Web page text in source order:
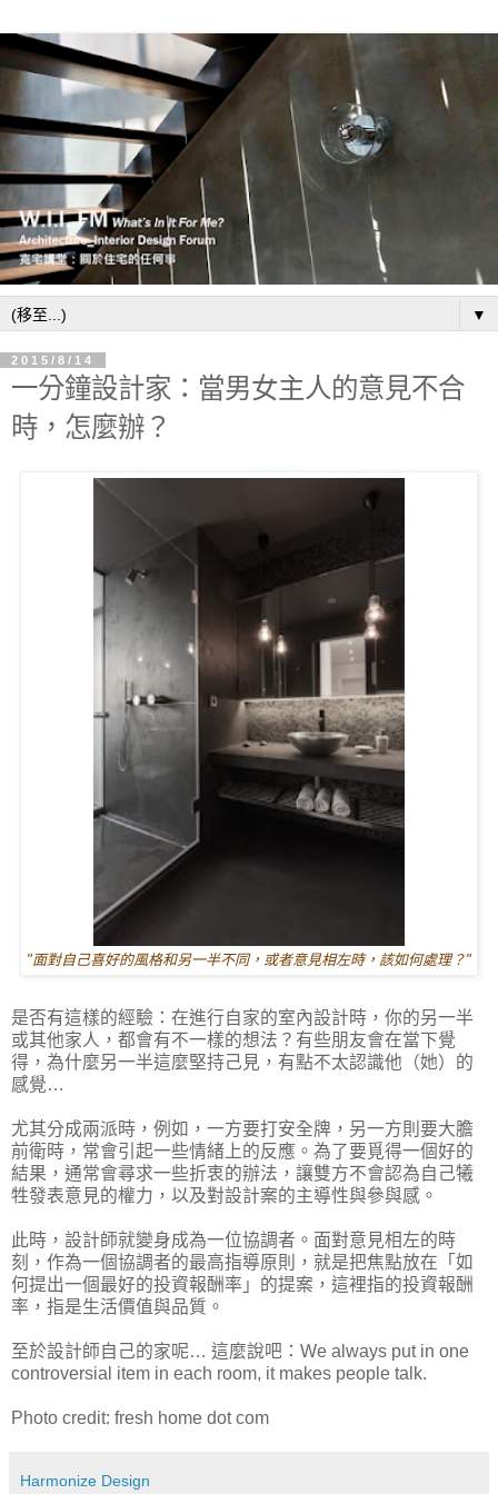
▼
2015/8/14
一分鐘設計家：當男女主人的意見不合
時，怎麼辦？
"面對自己喜好的風格和另一半不同，或者意見相左時，該如何處理？"
是否有這樣的經驗：在進行自家的室內設計時，你的另一半
或其他家人，都會有不一樣的想法？有些朋友會在當下覺
得，為什麼另一半這麼堅持己見，有點不太認識他（她）的
感覺…
尤其分成兩派時，例如，一方要打安全牌，另一方則要大膽
前衛時，常會引起一些情緒上的反應。為了要覓得一個好的
結果，通常會尋求一些折衷的辦法，讓雙方不會認為自己犧
牲發表意見的權力，以及對設計案的主導性與參與感。
此時，設計師就變身成為一位協調者。面對意見相左的時
刻，作為一個協調者的最高指導原則，就是把焦點放在「如
何提出一個最好的投資報酬率」的提案，這裡指的投資報酬
率，指是生活價值與品質。
至於設計師自己的家呢… 這麼說吧：We always put in one
controversial item in each room, it makes people talk.
Photo credit: fresh home dot com
Harmonize Design